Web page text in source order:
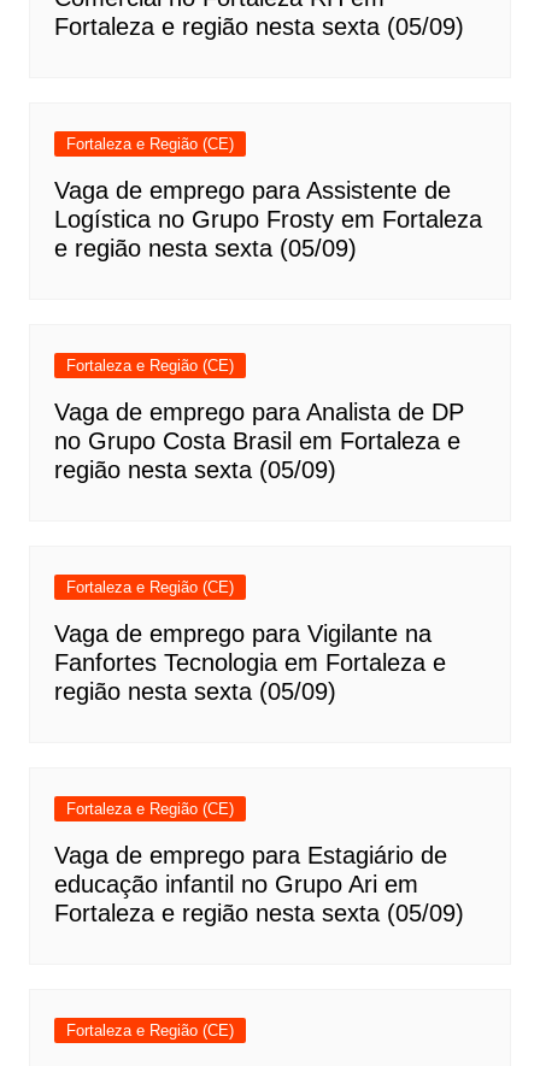
Fortaleza e região nesta sexta (05/09)
Fortaleza e Região (CE)
Vaga de emprego para Assistente de
Logística no Grupo Frosty em Fortaleza
e região nesta sexta (05/09)
Fortaleza e Região (CE)
Vaga de emprego para Analista de DP
no Grupo Costa Brasil em Fortaleza e
região nesta sexta (05/09)
Fortaleza e Região (CE)
Vaga de emprego para Vigilante na
Fanfortes Tecnologia em Fortaleza e
região nesta sexta (05/09)
Fortaleza e Região (CE)
Vaga de emprego para Estagiário de
educação infantil no Grupo Ari em
Fortaleza e região nesta sexta (05/09)
Fortaleza e Região (CE)